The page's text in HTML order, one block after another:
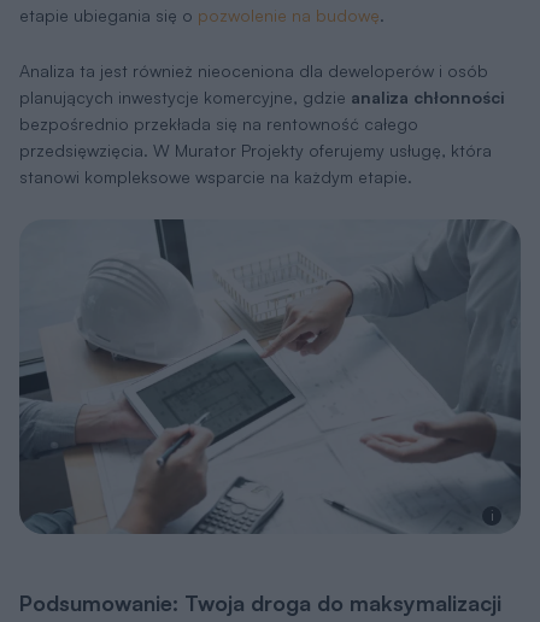
etapie ubiegania się o pozwolenie na budowę.
Analiza ta jest również nieoceniona dla deweloperów i osób
planujących inwestycje komercyjne, gdzie analiza chłonności
bezpośrednio przekłada się na rentowność całego
przedsięwzięcia. W Murator Projekty oferujemy usługę, która
stanowi kompleksowe wsparcie na każdym etapie.
i
Podsumowanie: Twoja droga do maksymalizacji